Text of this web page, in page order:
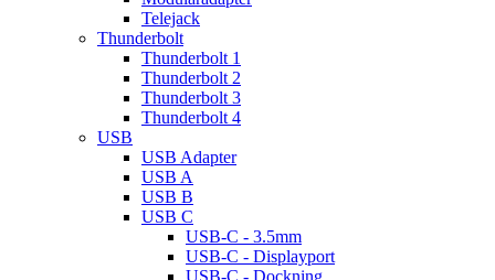
Telejack
Thunderbolt
Thunderbolt 1
Thunderbolt 2
Thunderbolt 3
Thunderbolt 4
USB
USB Adapter
USB A
USB B
USB C
USB-C - 3.5mm
USB-C - Displayport
USB-C - Dockning